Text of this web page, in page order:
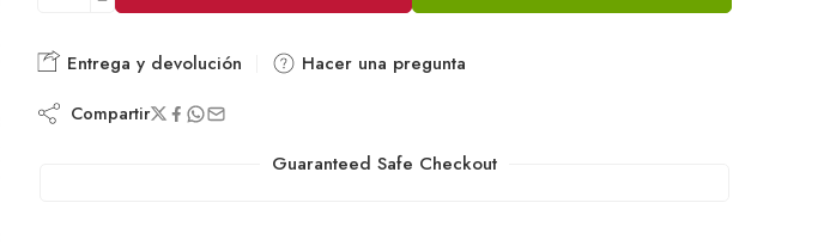
Entrega y devolución Hacer una pregunta
Compartir
Guaranteed Safe Checkout